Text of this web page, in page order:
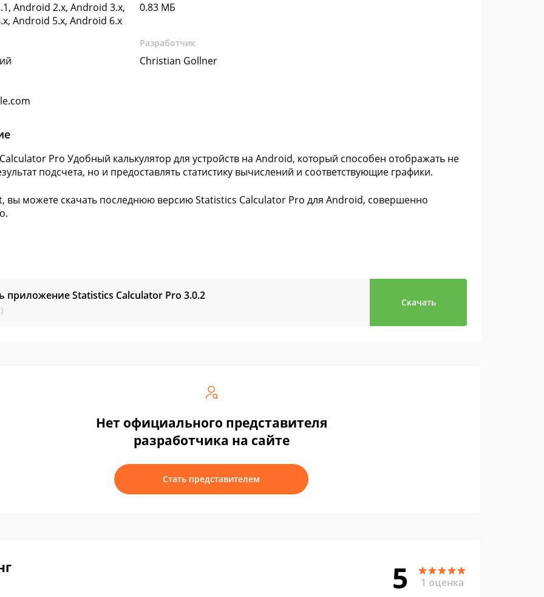
Android 2.x, Android 3.x,
Android 5.x, Android 6.x
0.83 МБ
Разработчик
Christian Gollner
Pro Удобный калькулятор для устройств на Android, который способен отображать не
подсчета, но и предоставлять статистику вычислений и соответствующие графики.
вы можете скачать последнюю версию Statistics Calculator Pro для Android, совершенно
приложение Statistics Calculator Pro 3.0.2
Скачать
Нет официального представителя
разработчика на сайте
Стать представителем
5 1 оценка